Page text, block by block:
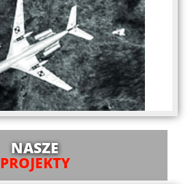
NASZE
PROJEKTY